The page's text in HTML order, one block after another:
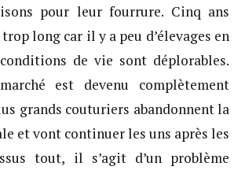
pour leur fourrure. Cinq ans
trop long car il y a peu d’élevages en
de vie sont déplorables.
est devenu complètement
grands couturiers abandonnent la
et vont continuer les uns après les
tout, il s’agit d’un problème